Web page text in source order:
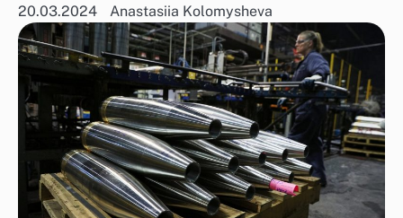
20.03.2024 Anastasiia Kolomysheva